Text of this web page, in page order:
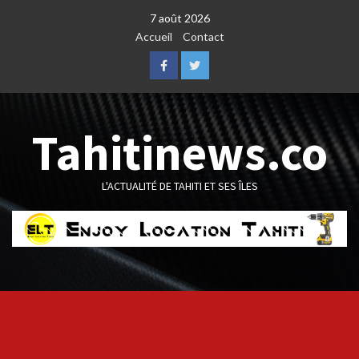
7 août 2026
Accueil
Contact
FacebookTwitter
Tahitinews.co
L'ACTUALITÉ DE TAHITI ET SES ÎLES